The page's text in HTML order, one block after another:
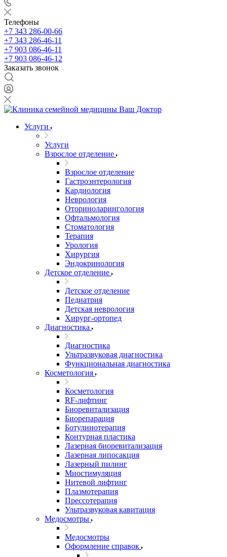
Телефоны
+7 343 286-00-66
+7 343 286-46-11
+7 903 086-46-11
+7 903 086-46-12
Заказать звонок
Услуги
Услуги
Взрослое отделение
Взрослое отделение
Гастроэнтерология
Кардиология
Неврология
Оториноларингология
Офтальмология
Стоматология
Терапия
Урология
Хирургия
Эндокринология
Детское отделение
Детское отделение
Педиатрия
Детская неврология
Хирург-ортопед
Диагностика
Диагностика
Ультразвуковая диагностика
Функциональная диагностика
Косметология
Косметология
RF-лифтинг
Биоревитализация
Биорепарация
Ботулинотерапия
Контурная пластика
Лазерная биоревитализация
Лазерная липосакция
Лазерный пилинг
Миостимуляция
Нитевой лифтинг
Плазмотерапия
Прессотерапия
Ультразвуковая кавитация
Медосмотры
Медосмотры
Оформление справок